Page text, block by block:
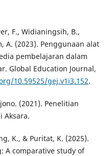
F., Widianingsih, B.,
A. (2023). Penggunaan alat
pembelajaran dalam
Global Education Journal,
10.59525/gej.v1i3.152.
(2021). Penelitian
Aksara.
K., & Puritat, K. (2025).
A comparative study of